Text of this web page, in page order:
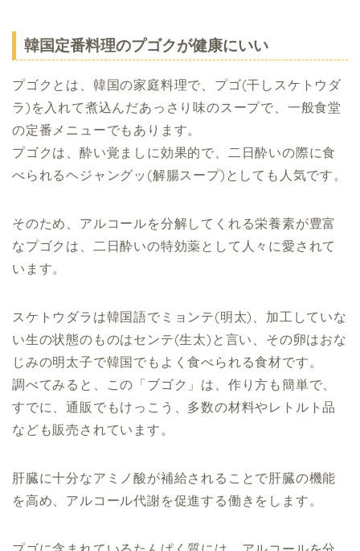
韓国定番料理のプゴクが健康にいい
プゴクとは、韓国の家庭料理で、プゴ(干しスケトウダ
ラ)を入れて煮込んだあっさり味のスープで、一般食堂
の定番メニューでもあります。
プゴクは、酔い覚ましに効果的で、二日酔いの際に食
べられるヘジャングッ(解腸スープ)としても人気です。
そのため、アルコールを分解してくれる栄養素が豊富
なプゴクは、二日酔いの特効薬として人々に愛されて
います。
スケトウダラは韓国語でミョンテ(明太)、加工していな
い生の状態のものはセンテ(生太)と言い、その卵はおな
じみの明太子で韓国でもよく食べられる食材です。
調べてみると、この「ブゴク」は、作り方も簡単で、
すでに、通販でもけっこう、多数の材料やレトルト品
なども販売されています。
肝臓に十分なアミノ酸が補給されることで肝臓の機能
を高め、アルコール代謝を促進する働きをします。